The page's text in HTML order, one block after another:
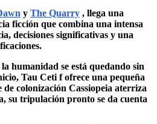
y The Quarry , llega una
ficción que combina una intensa
decisiones significativas y una
humanidad se está quedando sin
Tau Ceti f ofrece una pequeña
colonización Cassiopeia aterriza
su tripulación pronto se da cuenta